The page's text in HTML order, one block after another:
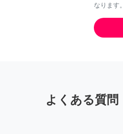
なります。
よくある質問